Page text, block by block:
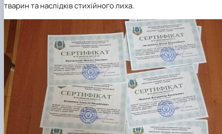
тварин та наслідків стихійного лиха.